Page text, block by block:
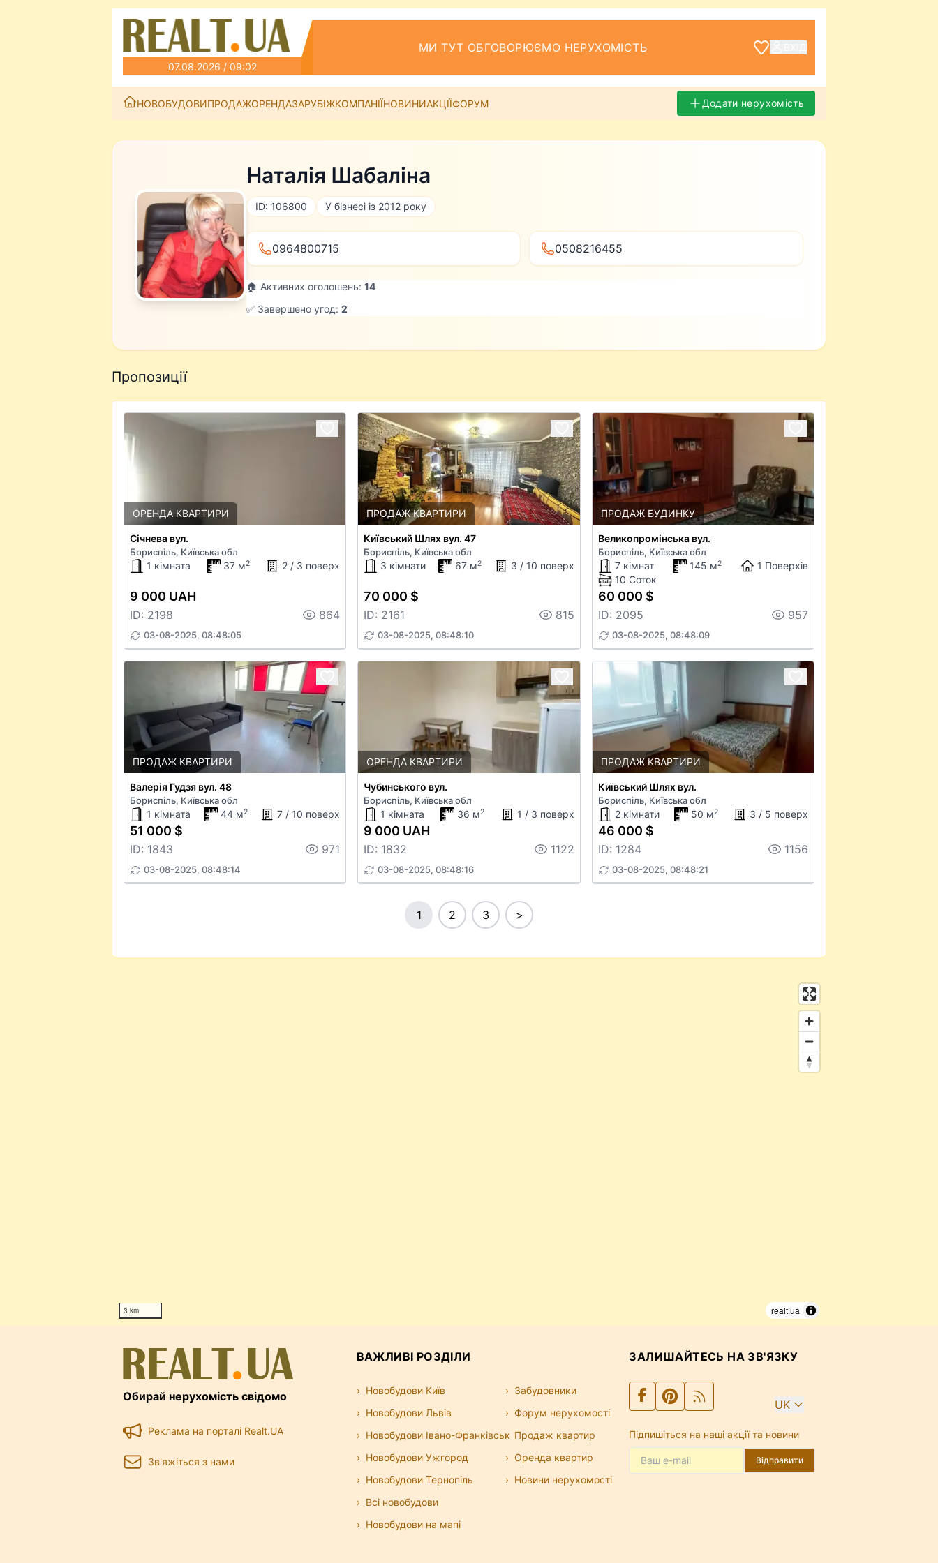
07.08.2026 / 09:02
МИ ТУТ ОБГОВОРЮЄМО НЕРУХОМІСТЬ
НОВОБУДОВИПРОДАЖОРЕНДАЗАРУБІЖКОМПАНІЇНОВИНИАКЦІЇФОРУМ Додати нерухомість
Наталія Шабаліна
ID: 106800 У бізнесі із 2012 року
0964800715 0508216455
🏠 Активних оголошень: 14
✅ Завершено угод: 2
Пропозиції
ОРЕНДА КВАРТИРИ
Січнева вул.
Бориспіль, Київська обл
1 кімната 37 м2 2 / 3 поверх
9 000 UAH
ID: 2198 864
03-08-2025, 08:48:05
ПРОДАЖ КВАРТИРИ
Київський Шлях вул. 47
Бориспіль, Київська обл
3 кімнати 67 м2 3 / 10 поверх
70 000 $
ID: 2161 815
03-08-2025, 08:48:10
ПРОДАЖ БУДИНКУ
Великопромінська вул.
Бориспіль, Київська обл
7 кімнат 145 м2
1 Поверхів
10 Соток
60 000 $
ID: 2095 957
03-08-2025, 08:48:09
ПРОДАЖ КВАРТИРИ
Валерія Гудзя вул. 48
Бориспіль, Київська обл
1 кімната 44 м2 7 / 10 поверх
51 000 $
ID: 1843 971
03-08-2025, 08:48:14
ОРЕНДА КВАРТИРИ
Чубинського вул.
Бориспіль, Київська обл
1 кімната 36 м2 1 / 3 поверх
9 000 UAH
ID: 1832 1122
03-08-2025, 08:48:16
ПРОДАЖ КВАРТИРИ
Київський Шлях вул.
Бориспіль, Київська обл
2 кімнати 50 м2 3 / 5 поверх
46 000 $
ID: 1284 1156
03-08-2025, 08:48:21
1 2 3 >
3 km realt.ua
Обирай нерухомість свідомо
Реклама на порталі Realt.UA
Зв'яжіться з нами
ВАЖЛИВІ РОЗДІЛИ
Новобудови Київ
Новобудови Львів
Новобудови Івано-Франківськ
Новобудови Ужгород
Новобудови Тернопіль
Всі новобудови
Новобудови на мапі
Забудовники
Форум нерухомості
Продаж квартир
Оренда квартир
Новини нерухомості
ЗАЛИШАЙТЕСЬ НА ЗВ'ЯЗКУ
UK
Підпишіться на наші акції та новини
Відправити